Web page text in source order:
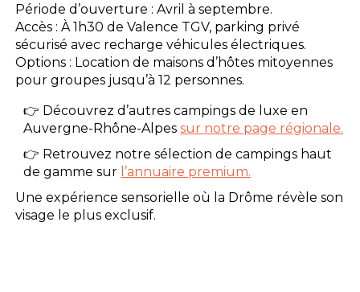
Période d’ouverture : Avril à septembre.
Accès : À 1h30 de Valence TGV, parking privé
sécurisé avec recharge véhicules électriques.
Options : Location de maisons d’hôtes mitoyennes
pour groupes jusqu’à 12 personnes.
👉 Découvrez d’autres campings de luxe en
Auvergne-Rhône-Alpessur notre page régionale.
👉 Retrouvez notre sélection de campings haut
de gamme sur l’annuaire premium.
Une expérience sensorielle où la Drôme révèle son
visage le plus exclusif.